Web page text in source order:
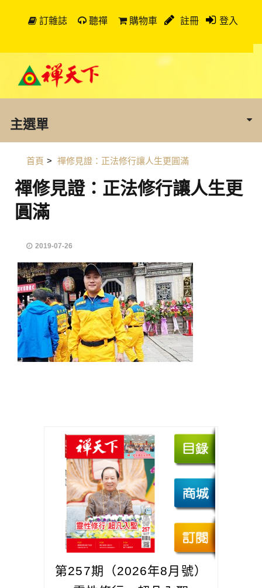
訂雜誌 聽禪 購物車 註冊 登入
主選單
首頁 > 禪修見證：正法修行讓人生更圓滿
禪修見證：正法修行讓人生更
圓滿
2019-07-26
第257期（2026年8月號）